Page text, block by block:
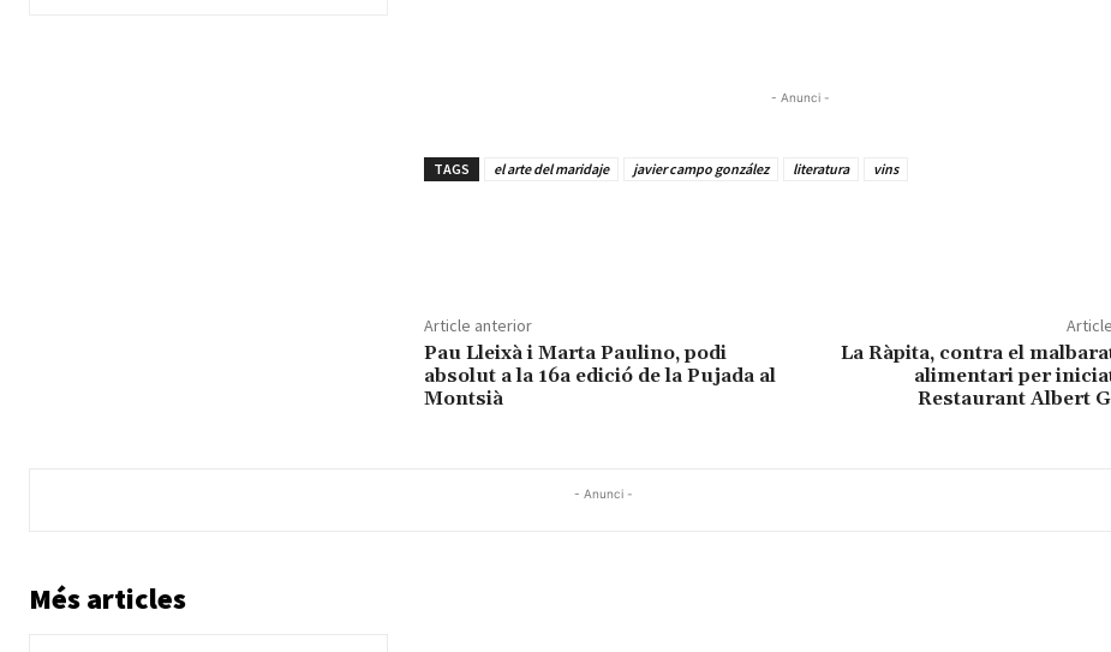
- Anunci -
TAGS el arte del maridaje javier campo gonzález literatura vins
Article anterior
Pau Lleixà i Marta Paulino, podi
absolut a la 16a edició de la Pujada al
Montsià
La Ràpita, contra el
alimentari per
Restaurant Albert
- Anunci -
Més articles